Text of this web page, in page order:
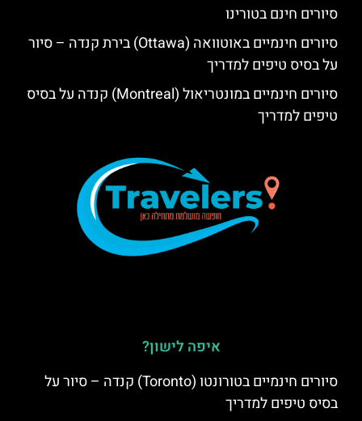
סיורים חינם בטורינו
סיורים חינמיים באוטוואה (Ottawa) בירת קנדה – סיור
על בסיס טיפים למדריך
סיורים חינמיים במונטריאול (Montreal) קנדה על בסיס
טיפים למדריך
איפה לישון?
סיורים חינמיים בטורונטו (Toronto) קנדה – סיור על
בסיס טיפים למדריך